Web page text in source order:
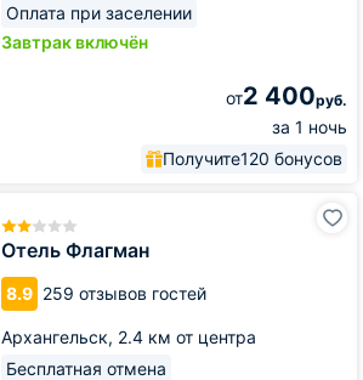
Оплата при заселении
Завтрак включён
от2 400руб.
за 1 ночь
Получите120 бонусов
Отель Флагман
8.9 259 отзывов гостей
Архангельск, 2.4 км от центра
Бесплатная отмена